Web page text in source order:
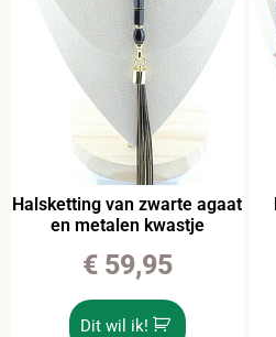
Halsketting van zwarte agaat
en metalen kwastje
€59,95
Dit wil ik!